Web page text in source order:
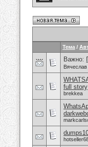
Тема /
Важно:
full story
brekkea